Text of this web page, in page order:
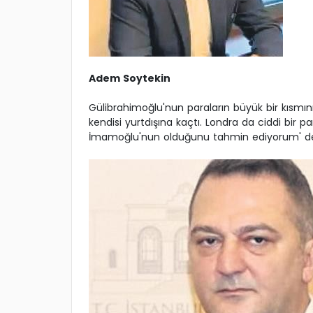
Adem Soytekin
Gülibrahimoğlu'nun paraların büyük bir
kendisi yurtdışına kaçtı. Londra da ciddi bir
İmamoğlu'nun olduğunu tahmin ediyorum'